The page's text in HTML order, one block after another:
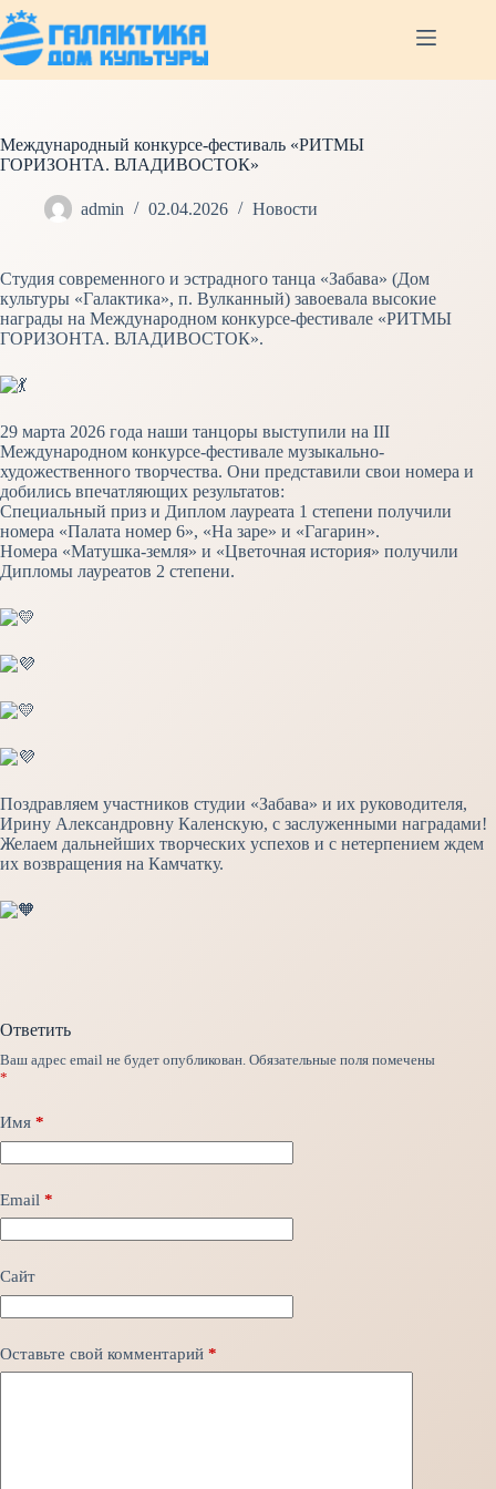
Перейти
к
сути
Международный конкурсе-фестиваль «РИТМЫ
ГОРИЗОНТА. ВЛАДИВОСТОК»
admin 02.04.2026 Новости
Студия современного и эстрадного танца «Забава» (Дом
культуры «Галактика», п. Вулканный) завоевала высокие
награды на Международном конкурсе-фестивале «РИТМЫ
ГОРИЗОНТА. ВЛАДИВОСТОК».
29 марта 2026 года наши танцоры выступили на III
Международном конкурсе-фестивале музыкально-
художественного творчества. Они представили свои номера и
добились впечатляющих результатов:
Специальный приз и Диплом лауреата 1 степени получили
номера «Палата номер 6», «На заре» и «Гагарин».
Номера «Матушка-земля» и «Цветочная история» получили
Дипломы лауреатов 2 степени.
Поздравляем участников студии «Забава» и их руководителя,
Ирину Александровну Каленскую, с заслуженными наградами!
Желаем дальнейших творческих успехов и с нетерпением ждем
их возвращения на Камчатку.
Ответить
Ваш адрес email не будет опубликован. Обязательные поля помечены
*
Имя *
Email *
Сайт
Оставьте свой комментарий *